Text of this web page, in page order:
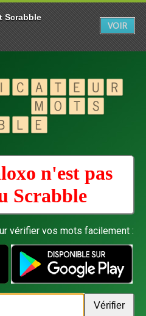
n'est pas
Scrabble
vérifier vos mots facilement :
Scrabble
VOIR